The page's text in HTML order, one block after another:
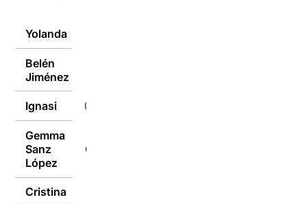
Yolanda
Belén
Jiménez
Ignasi 07/02/2019
Gemma
Sanz
López
07/02/2019
Cristina